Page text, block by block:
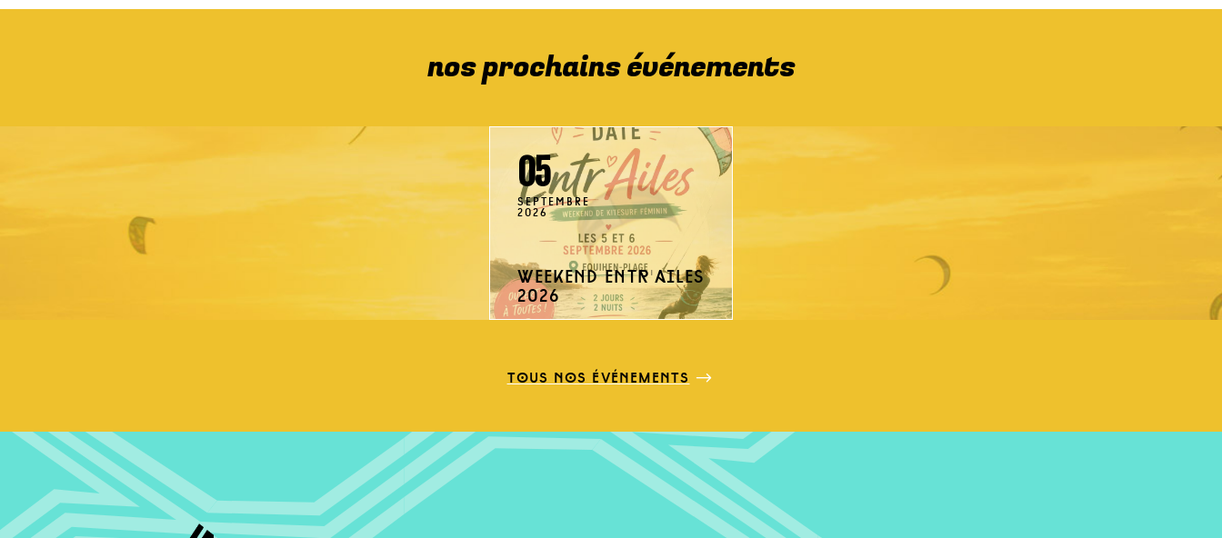
nos prochains événements
05
SEPTEMBRE
2026
weekend entr'ailes
2026
tous nos événements